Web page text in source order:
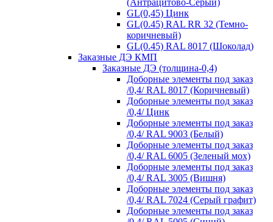
GL(0,45) Цинк
GL(0.45) RAL RR 32 (Темно-
коричневый)
GL(0.45) RAL 8017 (Шоколад)
Заказные ДЭ КМП
Заказные ДЭ (толщина-0,4)
Доборные элементы под заказ
/0,4/ RAL 8017 (Коричневый)
Доборные элементы под заказ
/0,4/ Цинк
Доборные элементы под заказ
/0,4/ RAL 9003 (Белый)
Доборные элементы под заказ
/0,4/ RAL 6005 (Зеленый мох)
Доборные элементы под заказ
/0,4/ RAL 3005 (Вишня)
Доборные элементы под заказ
/0,4/ RAL 7024 (Серый графит)
Доборные элементы под заказ